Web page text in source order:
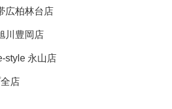
広柏林台店
川豊岡店
style 永山店
店